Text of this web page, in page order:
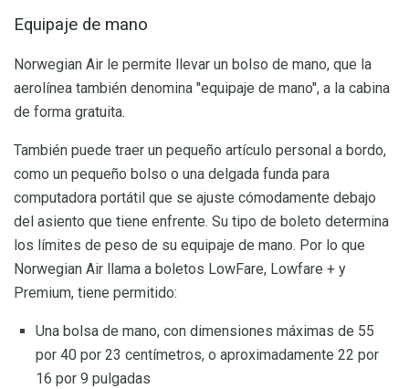
Equipaje de mano
Norwegian Air le permite llevar un bolso de mano, que la
aerolínea también denomina "equipaje de mano", a la cabina
de forma gratuita.
También puede traer un pequeño artículo personal a bordo,
como un pequeño bolso o una delgada funda para
computadora portátil que se ajuste cómodamente debajo
del asiento que tiene enfrente. Su tipo de boleto determina
los límites de peso de su equipaje de mano. Por lo que
Norwegian Air llama a boletos LowFare, Lowfare + y
Premium, tiene permitido:
Una bolsa de mano, con dimensiones máximas de 55
por 40 por 23 centímetros, o aproximadamente 22 por
16 por 9 pulgadas